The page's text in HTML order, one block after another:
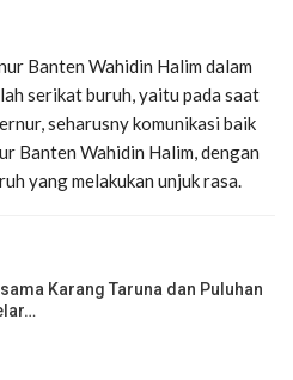
Banten Wahidin Halim dalam
serikat buruh, yaitu pada saat
seharusny komunikasi baik
Banten Wahidin Halim, dengan
yang melakukan unjuk rasa.
Karang Taruna dan Puluhan